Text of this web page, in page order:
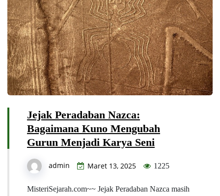
Jejak Peradaban Nazca:
Bagaimana Kuno Mengubah
Gurun Menjadi Karya Seni
admin Maret 13, 2025 1225
MisteriSejarah.com~~ Jejak Peradaban Nazca masih